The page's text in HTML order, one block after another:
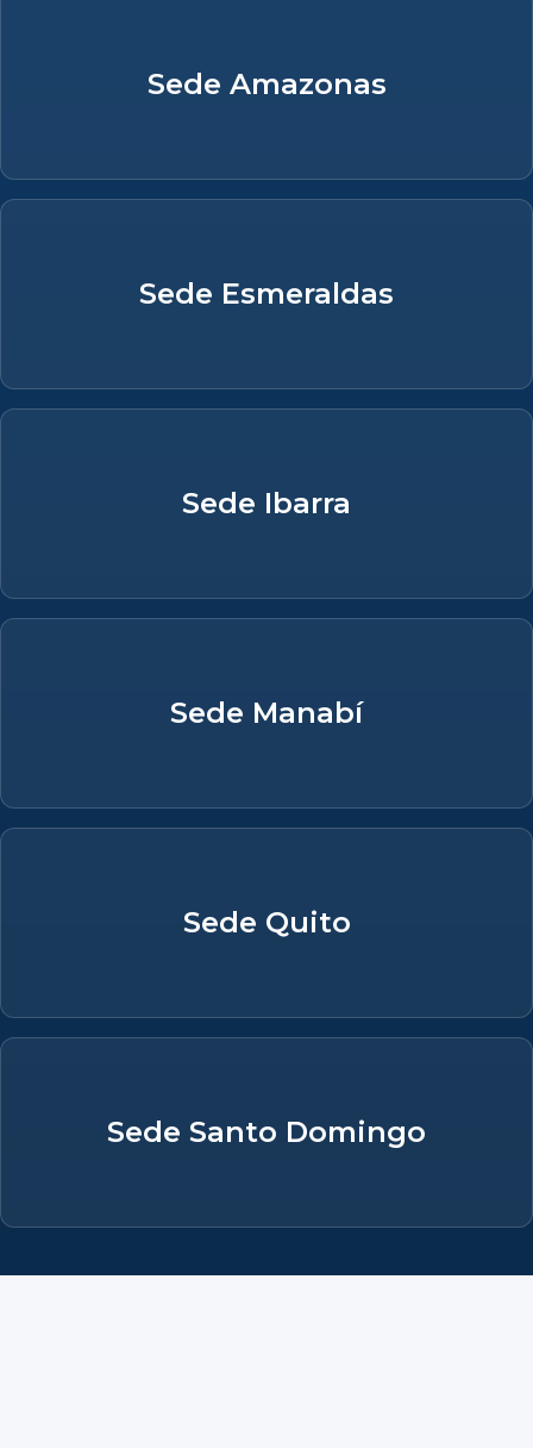
Sede Amazonas
Sede Esmeraldas
Sede Ibarra
Sede Manabí
Sede Quito
Sede Santo Domingo